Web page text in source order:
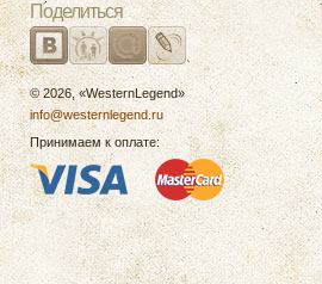
Поделиться
© 2026, «WesternLegend»
info@westernlegend.ru
Принимаем к оплате: